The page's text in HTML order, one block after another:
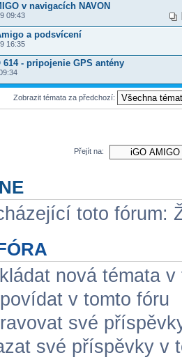
v navigacích NAVON
09:43
a podsvícení
16:35
614 - pripojenie GPS antény
Zobrazit témata za předchozí:
Přejít na:
toto fórum:
nová témata v
v tomto fóru
své
své příspěvky v